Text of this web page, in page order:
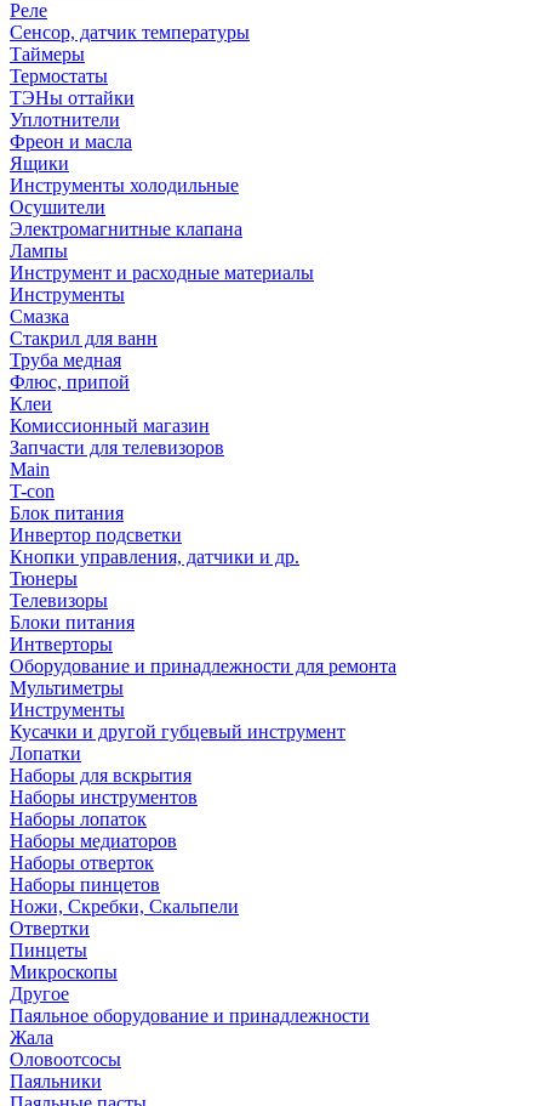
Реле
Сенсор, датчик температуры
Таймеры
Термостаты
ТЭНы оттайки
Уплотнители
Фреон и масла
Ящики
Инструменты холодильные
Осушители
Электромагнитные клапана
Лампы
Инструмент и расходные материалы
Инструменты
Смазка
Стакрил для ванн
Труба медная
Флюс, припой
Клеи
Комиссионный магазин
Запчасти для телевизоров
Main
T-con
Блок питания
Инвертор подсветки
Кнопки управления, датчики и др.
Тюнеры
Телевизоры
Блоки питания
Интверторы
Оборудование и принадлежности для ремонта
Мультиметры
Инструменты
Кусачки и другой губцевый инструмент
Лопатки
Наборы для вскрытия
Наборы инструментов
Наборы лопаток
Наборы медиаторов
Наборы отверток
Наборы пинцетов
Ножи, Скребки, Скальпели
Отвертки
Пинцеты
Микроскопы
Другое
Паяльное оборудование и принадлежности
Жала
Оловоотсосы
Паяльники